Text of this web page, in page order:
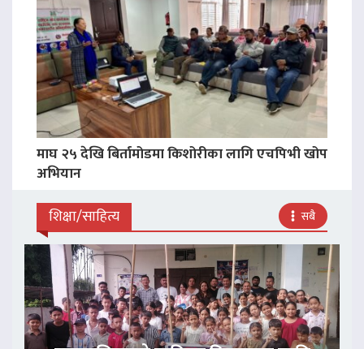
माघ २५ देखि बिर्तामोडमा किशोरीका लागि एचपिभी खोप
अभियान
शिक्षा/साहित्य सबै